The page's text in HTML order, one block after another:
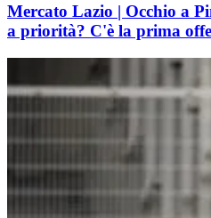
Mercato Lazio | Occhio a
a priorità? C'è la prima